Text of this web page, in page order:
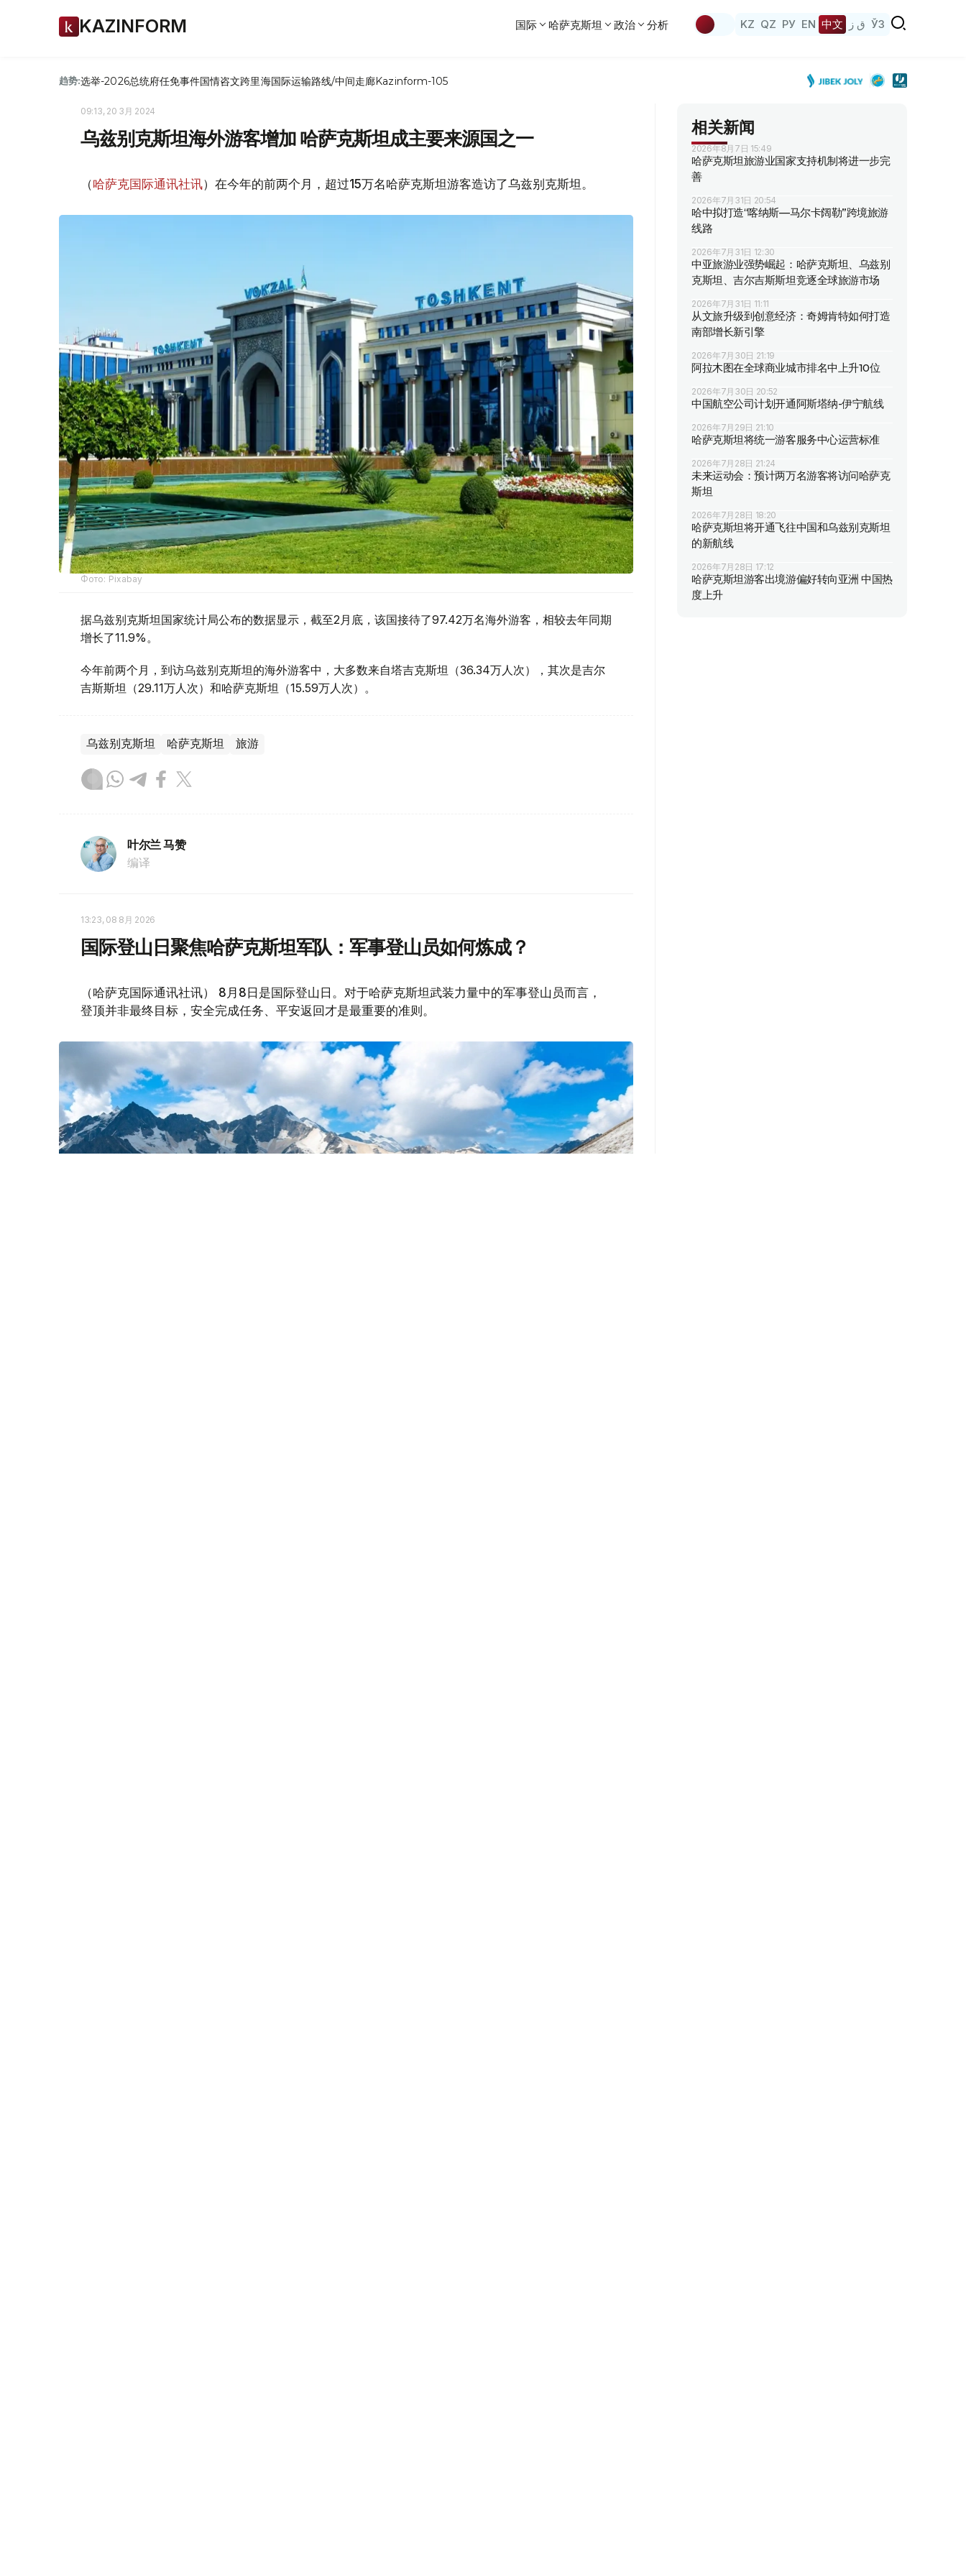
KAZINFORM 国际 哈萨克斯坦 政治 分析 KZ QZ РУ EN 中文 ق ز ЎЗ
趋势:选举-2026总统府任免事件国情咨文跨里海国际运输路线/中间走廊Kazinform-105
09:13, 20 3月 2024
乌兹别克斯坦海外游客增加 哈萨克斯坦成主要来源国之一
（哈萨克国际通讯社讯）在今年的前两个月，超过15万名哈萨克斯坦游客造访了乌兹别克斯坦。
Фото: Pixabay
据乌兹别克斯坦国家统计局公布的数据显示，截至2月底，该国接待了97.42万名海外游客，相较去年同期
增长了11.9%。
今年前两个月，到访乌兹别克斯坦的海外游客中，大多数来自塔吉克斯坦（36.34万人次），其次是吉尔
吉斯斯坦（29.11万人次）和哈萨克斯坦（15.59万人次）。
乌兹别克斯坦 哈萨克斯坦 旅游
叶尔兰 马赞
编译
13:23, 08 8月 2026
国际登山日聚焦哈萨克斯坦军队：军事登山员如何炼成？
（哈萨克国际通讯社讯） 8月8日是国际登山日。对于哈萨克斯坦武装力量中的军事登山员而言，
登顶并非最终目标，安全完成任务、平安返回才是最重要的准则。
相关新闻
2026年8月7日 15:49
哈萨克斯坦旅游业国家支持机制将进一步完
善
2026年7月31日 20:54
哈中拟打造“喀纳斯—马尔卡阔勒”跨境旅游
线路
2026年7月31日 12:30
中亚旅游业强势崛起：哈萨克斯坦、乌兹别
克斯坦、吉尔吉斯斯坦竞逐全球旅游市场
2026年7月31日 11:11
从文旅升级到创意经济：奇姆肯特如何打造
南部增长新引擎
2026年7月30日 21:19
阿拉木图在全球商业城市排名中上升10位
2026年7月30日 20:52
中国航空公司计划开通阿斯塔纳-伊宁航线
2026年7月29日 21:10
哈萨克斯坦将统一游客服务中心运营标准
2026年7月28日 21:24
未来运动会：预计两万名游客将访问哈萨克
斯坦
2026年7月28日 18:20
哈萨克斯坦将开通飞往中国和乌兹别克斯坦
的新航线
2026年7月28日 17:12
哈萨克斯坦游客出境游偏好转向亚洲 中国热
度上升